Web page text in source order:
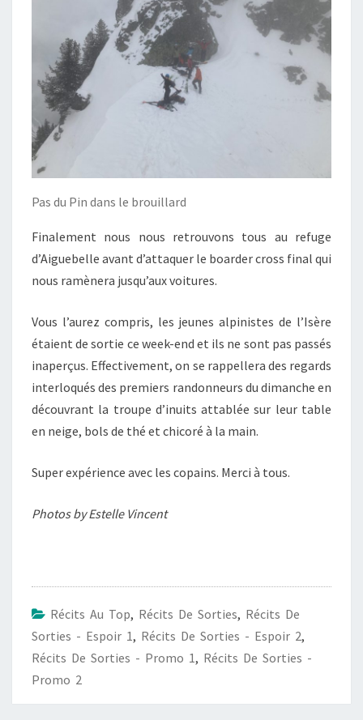
Pas du Pin dans le brouillard
Finalement nous nous retrouvons tous au refuge
d’Aiguebelle avant d’attaquer le boarder cross final qui
nous ramènera jusqu’aux voitures.
Vous l’aurez compris, les jeunes alpinistes de l’Isère
étaient de sortie ce week-end et ils ne sont pas passés
inaperçus. Effectivement, on se rappellera des regards
interloqués des premiers randonneurs du dimanche en
découvrant la troupe d’inuits attablée sur leur table
en neige, bols de thé et chicoré à la main.
Super expérience avec les copains. Merci à tous.
Photos by Estelle Vincent
Récits Au Top, Récits De Sorties, Récits De
Sorties - Espoir 1, Récits De Sorties - Espoir 2,
Récits De Sorties - Promo 1, Récits De Sorties -
Promo 2